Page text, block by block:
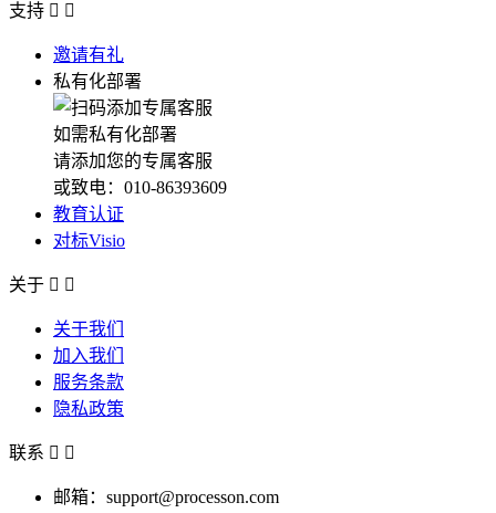
支持  
邀请有礼
私有化部署
如需私有化部署
请添加您的专属客服
或致电：010-86393609
教育认证
对标Visio
关于  
关于我们
加入我们
服务条款
隐私政策
联系  
邮箱：support@processon.com